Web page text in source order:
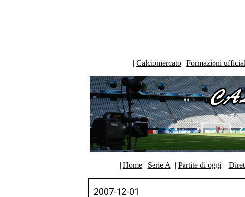
| Calciomercato | Formazioni
| Home| Serie A | Partite di oggi |
2007-12-01